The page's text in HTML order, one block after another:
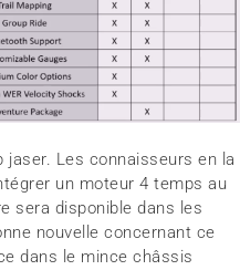
jaser. Les connaisseurs en la
un moteur 4 temps au
sera disponible dans les
nouvelle concernant ce
dans le mince châssis